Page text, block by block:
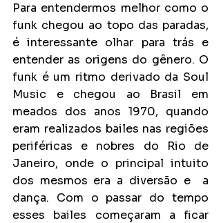
Para entendermos melhor como o
funk chegou ao topo das paradas,
é interessante olhar para trás e
entender as origens do gênero. O
funk é um ritmo derivado da Soul
Music e chegou ao Brasil em
meados dos anos 1970, quando
eram realizados bailes nas regiões
periféricas e nobres do Rio de
Janeiro, onde o principal intuito
dos mesmos era a diversão e  a
dança. Com o passar do tempo
esses bailes começaram a ficar